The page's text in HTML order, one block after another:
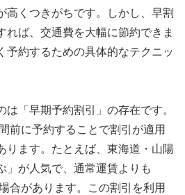
高くつきがちです。しかし、早割
れば、交通費を大幅に節約できま
予約するための具体的なテクニッ
は「早期予約割引」の存在です。
前に予約することで割引が適用
ります。たとえば、東海道・山陽
」が人気で、通常運賃よりも
合があります。この割引を利用